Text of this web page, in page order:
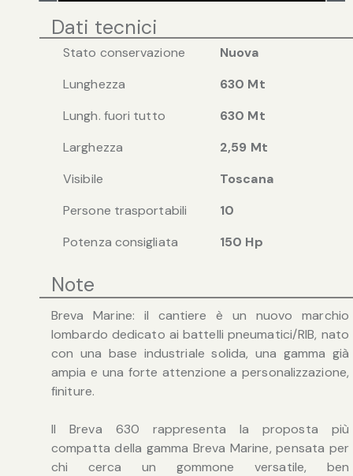
Dati tecnici
Stato conservazione
Nuova
Lunghezza
630 Mt
Lungh. fuori tutto
630 Mt
Larghezza
2,59 Mt
Visibile
Toscana
Persone trasportabili
10
Potenza consigliata
150 Hp
Note
Breva Marine: il cantiere è un nuovo marchio
lombardo dedicato ai battelli pneumatici/RIB, nato
con una base industriale solida, una gamma già
ampia e una forte attenzione a personalizzazione,
finiture.
Il Breva 630 rappresenta la proposta più
compatta della gamma Breva Marine, pensata per
chi cerca un gommone versatile, ben